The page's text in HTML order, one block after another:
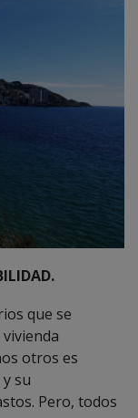
que se
otros es
su
Pero, todos